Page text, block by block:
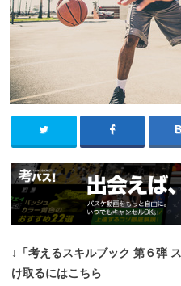
↓「考えるスキルブック 第６弾
け取るにはこちら